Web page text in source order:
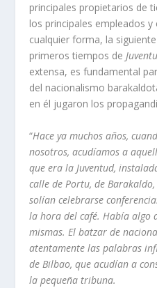
principales propietarios de
los principales empleados
cualquier forma, la
primeros tiempos de
extensa, es fundamental
del nacionalismo
en él jugaron los
“Hace ya muchos años,
nosotros, acudíamos a
que era la Juventud,
calle de Portu, de
solían celebrarse
la hora del café. Había algo
mismas. El batzar de
atentamente las palabras
de Bilbao, que acudían a
la pequeña tribuna.